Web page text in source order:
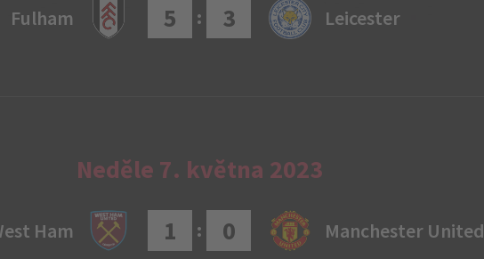
Fulham 5 : 3 Leicester
Neděle 7. května 2023
Ham 1 : 0 Manchester United